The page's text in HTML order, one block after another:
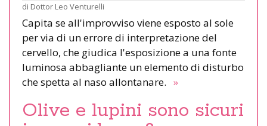
di Dottor Leo Venturelli
Capita se all'improvviso viene esposto al sole
per via di un errore di interpretazione del
cervello, che giudica l'esposizione a una fonte
luminosa abbagliante un elemento di disturbo
che spetta al naso allontanare. »
Olive e lupini sono sicuri